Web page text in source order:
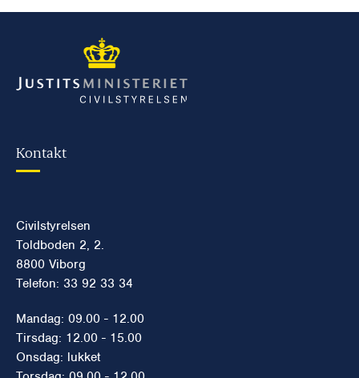
Kontakt
Civilstyrelsen
Toldboden 2, 2.
8800 Viborg
Telefon: 33 92 33 34
Mandag: 09.00 - 12.00
Tirsdag: 12.00 - 15.00
Onsdag: lukket